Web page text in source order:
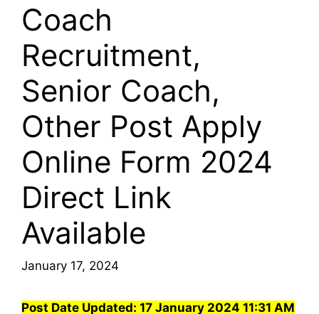
Coach
Recruitment,
Senior Coach,
Other Post Apply
Online Form 2024
Direct Link
Available
January 17, 2024
Post Date Updated: 17 January 2024 11:31 AM